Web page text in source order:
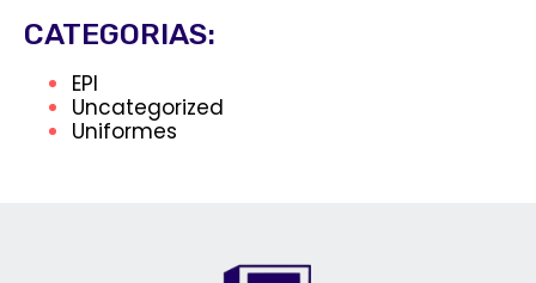
CATEGORIAS:
EPI
Uncategorized
Uniformes